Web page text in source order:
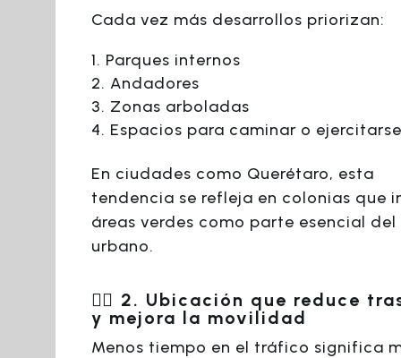
Cada vez más desarrollos priorizan:
Parques internos
Andadores
Zonas arboladas
Espacios para caminar o ejercitarse
En ciudades como Querétaro, esta
tendencia se refleja en colonias que
áreas verdes como parte esencial del
urbano.
🚶‍♂️ 2. Ubicación que reduce
y mejora la movilidad
Menos tiempo en el tráfico significa